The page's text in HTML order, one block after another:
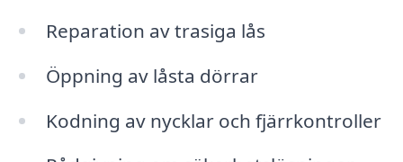
Reparation av trasiga lås
Öppning av låsta dörrar
Kodning av nycklar och fjärrkontroller